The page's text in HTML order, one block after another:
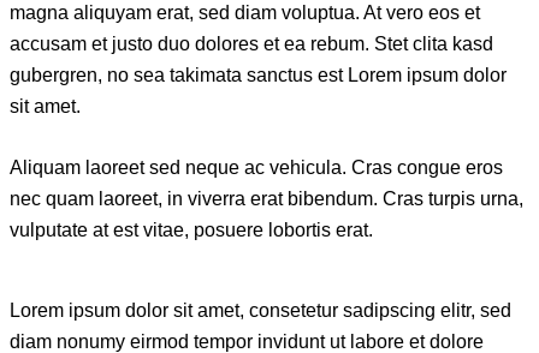
magna aliquyam erat, sed diam voluptua. At vero eos et
accusam et justo duo dolores et ea rebum. Stet clita kasd
gubergren, no sea takimata sanctus est Lorem ipsum dolor
sit amet.
Aliquam laoreet sed neque ac vehicula. Cras congue eros
nec quam laoreet, in viverra erat bibendum. Cras turpis urna,
vulputate at est vitae, posuere lobortis erat.
Lorem ipsum dolor sit amet, consetetur sadipscing elitr, sed
diam nonumy eirmod tempor invidunt ut labore et dolore